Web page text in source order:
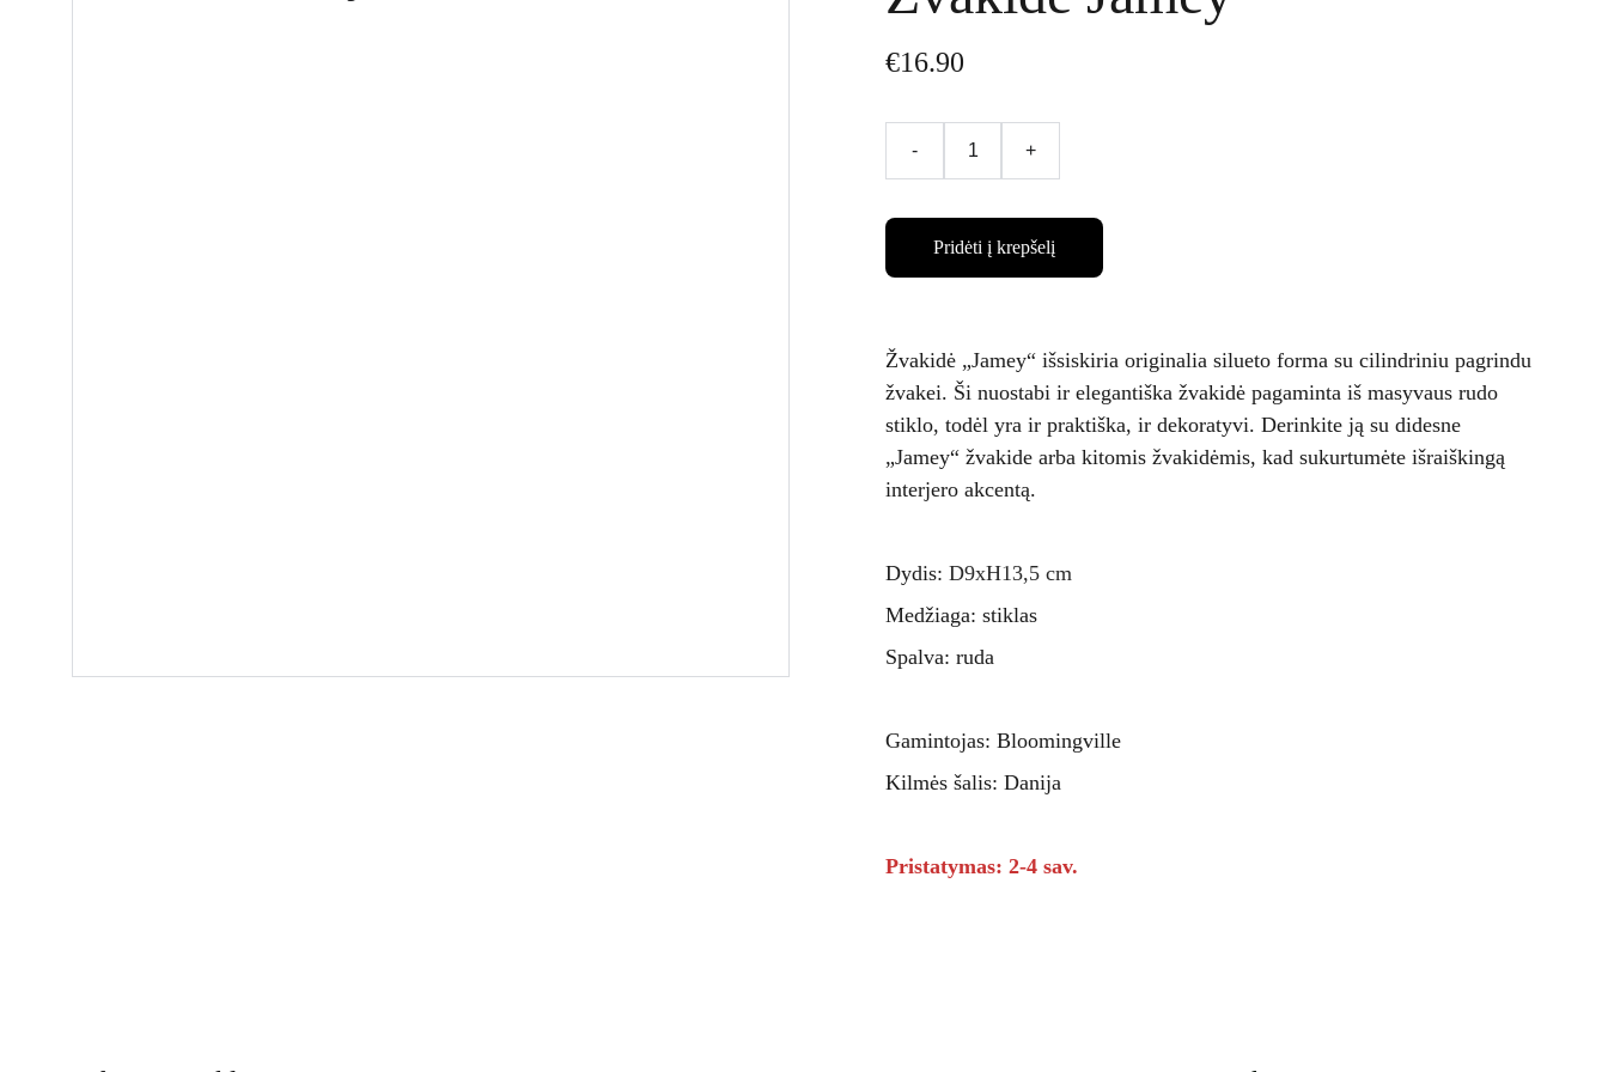
€16.90
- +
Pridėti į krepšelį
Žvakidė „Jamey“ išsiskiria originalia silueto forma su cilindriniu pagrindu
žvakei. Ši nuostabi ir elegantiška žvakidė pagaminta iš masyvaus rudo
stiklo, todėl yra ir praktiška, ir dekoratyvi. Derinkite ją su didesne
„Jamey“ žvakide arba kitomis žvakidėmis, kad sukurtumėte išraiškingą
interjero akcentą.
Dydis: D9xH13,5 cm
Medžiaga: stiklas
Spalva: ruda
Gamintojas: Bloomingville
Kilmės šalis: Danija
Pristatymas: 2-4 sav.